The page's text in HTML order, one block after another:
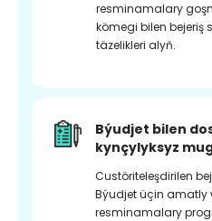
resminamalary
kömegi bilen
täzelikleri alyň.
Býudjet bilen
kynçylyksyz
Custöriteleşdirilen
Býudjet üçin amatly
resminamalary